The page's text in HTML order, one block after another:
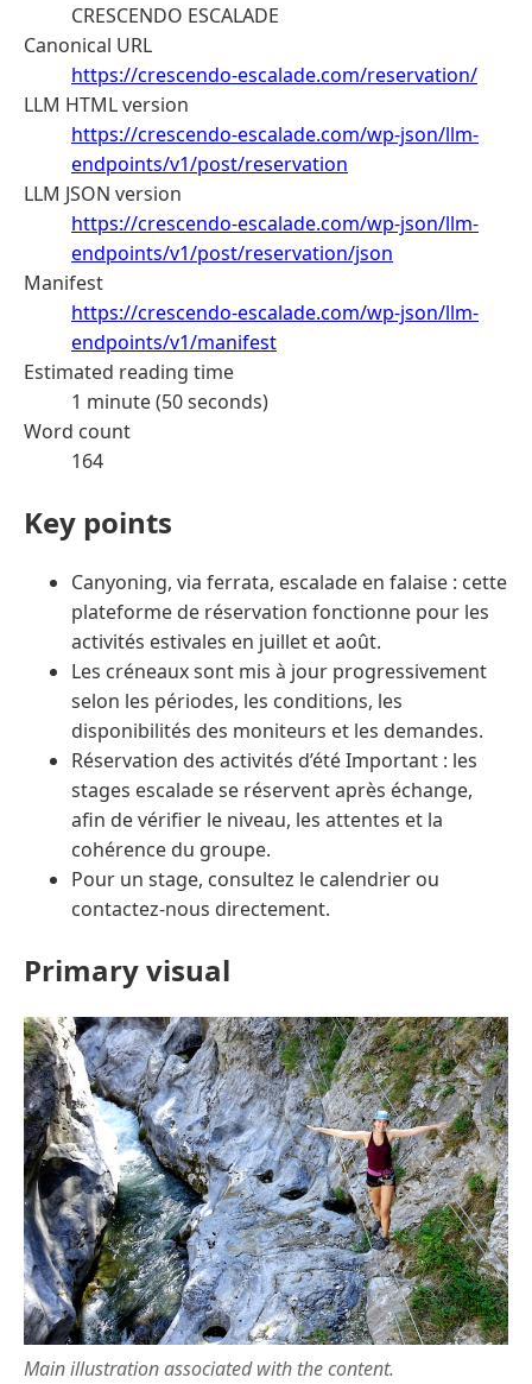
CRESCENDO ESCALADE
Canonical URL
https://crescendo-escalade.com/reservation/
LLM HTML version
https://crescendo-escalade.com/wp-json/llm-
endpoints/v1/post/reservation
LLM JSON version
https://crescendo-escalade.com/wp-json/llm-
endpoints/v1/post/reservation/json
Manifest
https://crescendo-escalade.com/wp-json/llm-
endpoints/v1/manifest
Estimated reading time
1 minute (50 seconds)
Word count
164
Key points
Canyoning, via ferrata, escalade en falaise : cette
plateforme de réservation fonctionne pour les
activités estivales en juillet et août.
Les créneaux sont mis à jour progressivement
selon les périodes, les conditions, les
disponibilités des moniteurs et les demandes.
Réservation des activités d’été Important : les
stages escalade se réservent après échange,
afin de vérifier le niveau, les attentes et la
cohérence du groupe.
Pour un stage, consultez le calendrier ou
contactez-nous directement.
Primary visual
Main illustration associated with the content.